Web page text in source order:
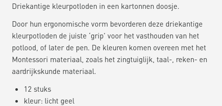
Driekantige kleurpotloden in een kartonnen doosje.
Door hun ergonomische vorm bevorderen deze driekantige
kleurpotloden de juiste ‘grip’ voor het vasthouden van het
potlood, of later de pen. De kleuren komen overeen met het
Montessori materiaal, zoals het zingtuiglijk, taal-, reken- en
aardrijkskunde materiaal.
12 stuks
kleur: licht geel